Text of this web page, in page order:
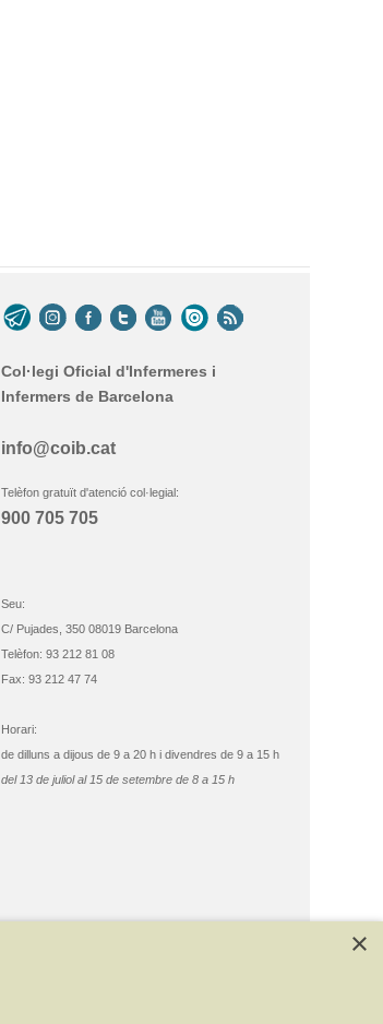
Col·legi Oficial d'Infermeres i
Infermers de Barcelona
info@coib.cat
Telèfon gratuït d'atenció col·legial:
900 705 705
Seu:
C/ Pujades, 350 08019 Barcelona
Telèfon: 93 212 81 08
Fax: 93 212 47 74
Horari:
de dilluns a dijous de 9 a 20 h i divendres de 9 a 15 h
del 13 de juliol al 15 de setembre de 8 a 15 h
×